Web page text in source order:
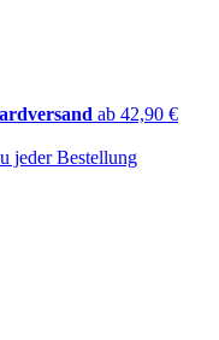
ab 42,90 €
jeder Bestellung